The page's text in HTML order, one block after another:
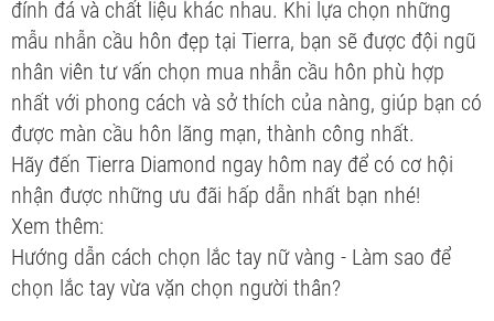
đính đá và chất liệu khác nhau. Khi lựa chọn những
mẫu nhẫn cầu hôn đẹp tại Tierra, bạn sẽ được đội ngũ
nhân viên tư vấn chọn mua nhẫn cầu hôn phù hợp
nhất với phong cách và sở thích của nàng, giúp bạn có
được màn cầu hôn lãng mạn, thành công nhất.
Hãy đến Tierra Diamond ngay hôm nay để có cơ hội
nhận được những ưu đãi hấp dẫn nhất bạn nhé!
Xem thêm:
Hướng dẫn cách chọn lắc tay nữ vàng - Làm sao để
chọn lắc tay vừa vặn chọn người thân?